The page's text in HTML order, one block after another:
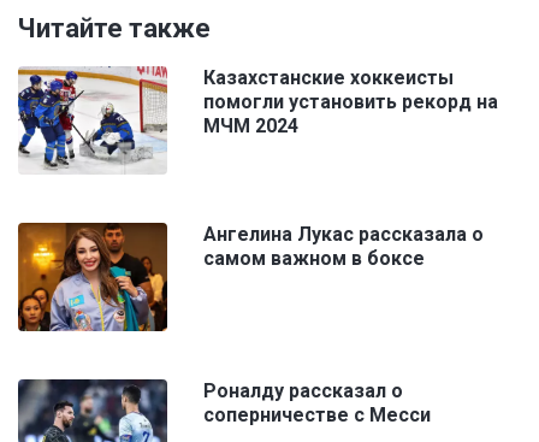
Читайте также
Казахстанские хоккеисты
помогли установить рекорд на
МЧМ 2024
Ангелина Лукас рассказала о
самом важном в боксе
Роналду рассказал о
соперничестве с Месси